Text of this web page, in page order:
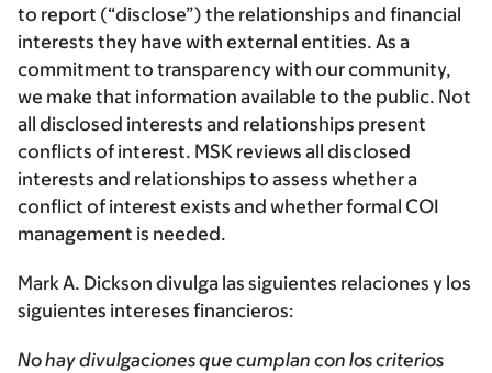
to report (“disclose”) the relationships and financial
interests they have with external entities. As a
commitment to transparency with our community,
we make that information available to the public. Not
all disclosed interests and relationships present
conflicts of interest. MSK reviews all disclosed
interests and relationships to assess whether a
conflict of interest exists and whether formal COI
management is needed.
Mark A. Dickson divulga las siguientes relaciones y los
siguientes intereses financieros:
No hay divulgaciones que cumplan con los criterios